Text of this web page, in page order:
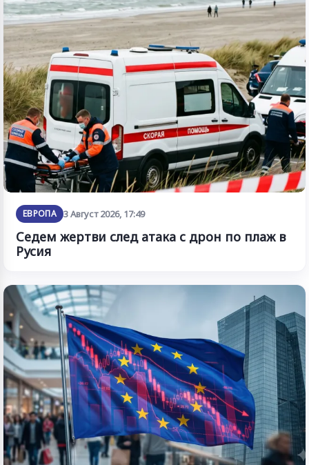
ЕВРОПА 3 Август 2026, 17:49
Седем жертви след атака с дрон по плаж в
Русия